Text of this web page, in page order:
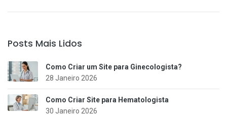
Posts Mais Lidos
Como Criar um Site para Ginecologista?
28 Janeiro 2026
Como Criar Site para Hematologista
30 Janeiro 2026